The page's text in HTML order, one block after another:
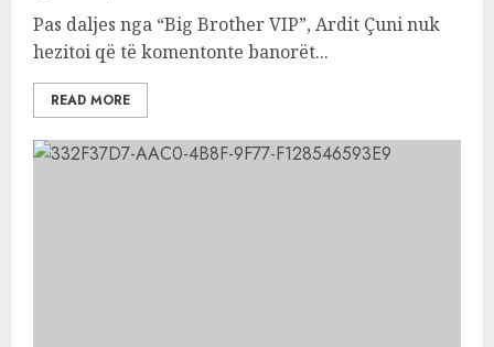
Pas daljes nga “Big Brother VIP”, Ardit Çuni nuk
hezitoi që të komentonte banorët...
READ MORE